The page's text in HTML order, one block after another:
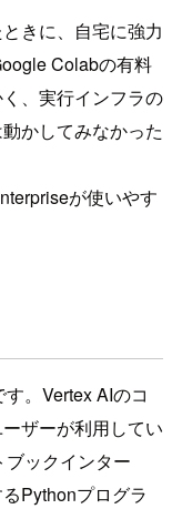
きに、自宅に強力
Colabの有料
、実行インフラの
かしてみなかった
が使いやす
。Vertex AIのコ
ザーが利用してい
ックインター
Pythonプログラ